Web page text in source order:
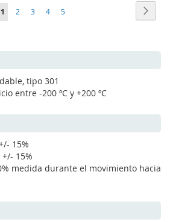
Página
Actualmente
1 Página
2 Página
3 Página
4 Página
5
tipo 301
entre -200 ºC y +200 ºC
15%
15%
medida durante el movimiento hacia